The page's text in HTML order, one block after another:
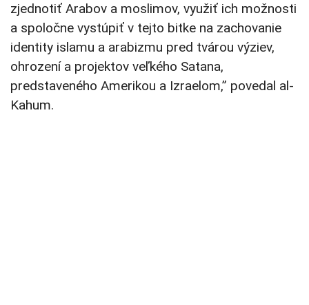
zjednotiť Arabov a moslimov, využiť ich možnosti
a spoločne vystúpiť v tejto bitke na zachovanie
identity islamu a arabizmu pred tvárou výziev,
ohrození a projektov veľkého Satana,
predstaveného Amerikou a Izraelom,” povedal al-
Kahum.